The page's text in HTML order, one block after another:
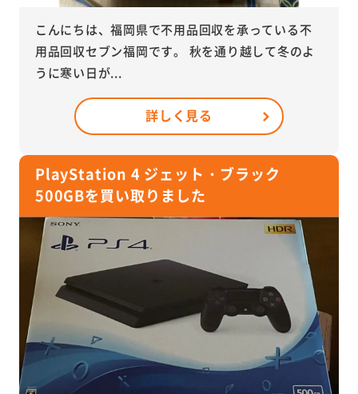
こんにちは、福岡県で不用品回収を承っている不
用品回収セブン福岡です。 秋を通り越して冬のよ
うに寒い日が...
詳しく見る
PlayStation 4 ジェット・ブラック
500GBを買い取りました